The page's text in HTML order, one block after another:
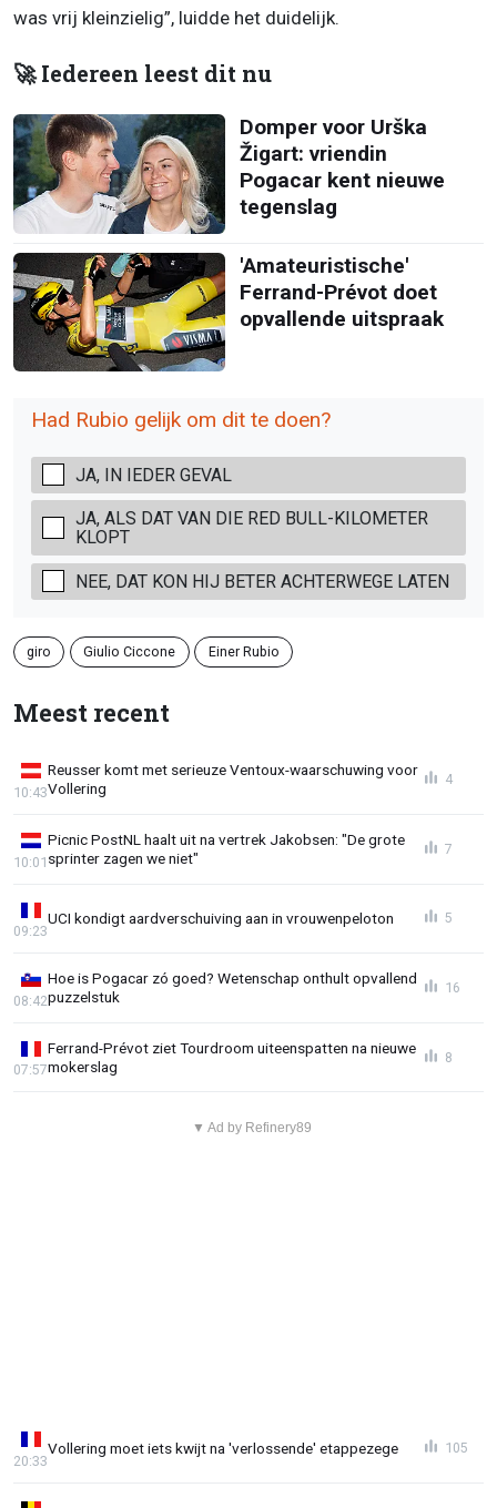
was vrij kleinzielig”, luidde het duidelijk.
🚀 Iedereen leest dit nu
Domper voor Urška
Žigart: vriendin
Pogacar kent nieuwe
tegenslag
'Amateuristische'
Ferrand-Prévot doet
opvallende uitspraak
Had Rubio gelijk om dit te doen?
JA, IN IEDER GEVAL
JA, ALS DAT VAN DIE RED BULL-KILOMETER
KLOPT
NEE, DAT KON HIJ BETER ACHTERWEGE LATEN
giro Giulio Ciccone Einer Rubio
Meest recent
Reusser komt met serieuze Ventoux-waarschuwing voor
Vollering
10:43
4
Picnic PostNL haalt uit na vertrek Jakobsen: "De grote
sprinter zagen we niet"
10:01
7
UCI kondigt aardverschuiving aan in vrouwenpeloton
09:23
5
Hoe is Pogacar zó goed? Wetenschap onthult opvallend
puzzelstuk
08:42
16
Ferrand-Prévot ziet Tourdroom uiteenspatten na nieuwe
mokerslag
07:57
8
▼ Ad by Refinery89
Vollering moet iets kwijt na 'verlossende' etappezege
20:33
105